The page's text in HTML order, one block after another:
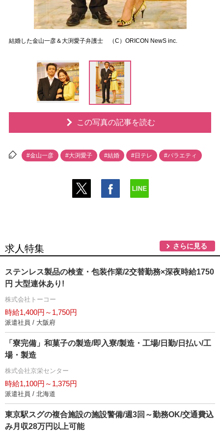
結婚した金山一彦＆大渕愛子弁護士 （C）ORICON NewS inc.
この写真の記事を読む
#金山一彦 #大渕愛子 #結婚 #日テレ #バラエティ
求人特集 さらに見る
ステンレス製品の検査・包装作業/2交替勤務×深夜時給1750
円 大型連休あり!
株式会社トーコー
時給1,400円～1,750円
派遣社員 / 大阪府
「寮完備」和菓子の製造/即入寮/製造・工場/日勤/日払い/工
場・製造
株式会社京栄センター
時給1,100円～1,375円
派遣社員 / 北海道
東京駅スグの複合施設の施設警備/週3回～勤務OK/交通費込
み月収28万円以上可能